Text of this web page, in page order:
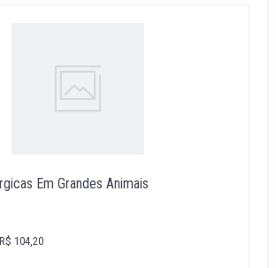
Em Grandes Animais
104,20